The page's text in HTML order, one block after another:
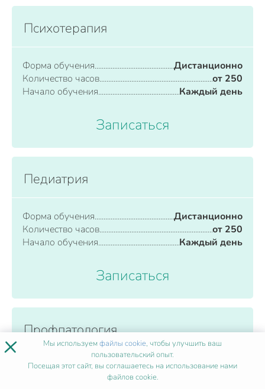
Психотерапия
Форма обучения
Дистанционно
Количество часов
от 250
Начало обучения
Каждый день
Записаться
Педиатрия
Форма обучения
Дистанционно
Количество часов
от 250
Начало обучения
Каждый день
Записаться
Профпатология
Форма обучения
Дистанционно
× Мы используемфайлы cookie, чтобы улучшить ваш
пользовательский опыт.
Посещая этот сайт, вы соглашаетесь на использование нами
файлов cookie.